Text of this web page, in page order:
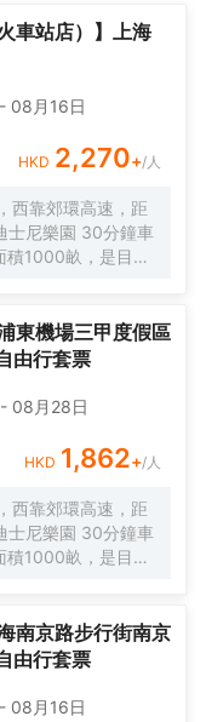
車站店）】上海
- 08月16日
HKD 2,270+/人
西靠郊環高速，距
士尼樂園 30分鐘車
1000畝，是目前
蘢葱、鳥語花香 配
務。
東機場三甲度假區
由行套票
- 08月28日
HKD 1,862+/人
西靠郊環高速，距
士尼樂園 30分鐘車
1000畝，是目前
蘢葱、鳥語花香 配
務。
南京路步行街南京
由行套票
- 08月16日